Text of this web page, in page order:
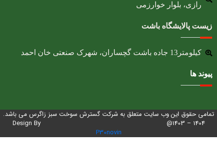
رازی، بلوار خوارزمی
زیست پالایشگاه باشت
کیلومتر13 جاده باشت گچساران، شهرک صنعتی خان احمد
پیوند ها
تمامی حقوق این وب سایت متعلق به شرکت گسترش سوخت سبز زاگرس می باشد.
1404 – 1403@ Design By
P30novin